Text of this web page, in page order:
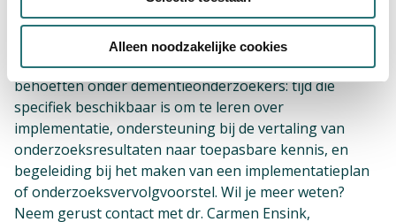
Alleen noodzakelijke cookies
Aansluiten op jouw behoeften
DEMPACT haakt hiermee aan op breed ervaren
behoeften onder dementieonderzoekers: tijd die
specifiek beschikbaar is om te leren over
implementatie, ondersteuning bij de vertaling van
onderzoeksresultaten naar toepasbare kennis, en
begeleiding bij het maken van een implementatieplan
of onderzoeksvervolgvoorstel. Wil je meer weten?
Neem gerust contact met dr. Carmen Ensink,